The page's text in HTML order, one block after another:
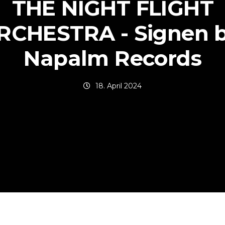
THE NIGHT FLIGHT
- Signen
Napalm Records
18. April 2024